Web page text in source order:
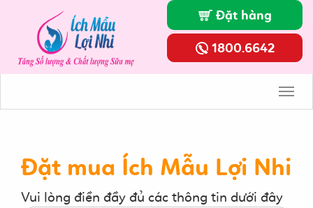
Đặt hàng
1800.6642
Đặt mua Ích Mẫu Lợi Nhi
Vui lòng điền đầy đủ các thông tin dưới đây